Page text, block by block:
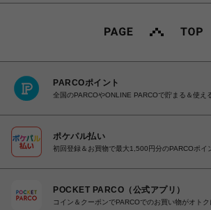
PARCOポイント
全国のPARCOやONLINE PARCOで貯まる＆使え
ポケパル払い
初回登録＆お買物で最大1,500円分のPARCOポイ
POCKET PARCO（公式アプリ）
コイン＆クーポンでPARCOでのお買い物がオトク